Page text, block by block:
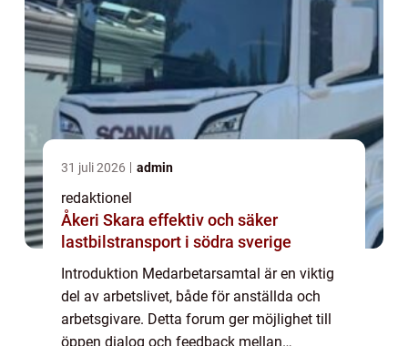
31 juli 2026 admin
redaktionel
Åkeri Skara effektiv och säker
lastbilstransport i södra sverige
Introduktion Medarbetarsamtal är en viktig
del av arbetslivet, både för anställda och
arbetsgivare. Detta forum ger möjlighet till
öppen dialog och feedback mellan